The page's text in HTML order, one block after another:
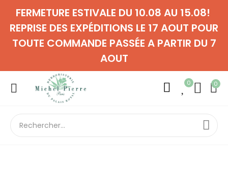
FERMETURE ESTIVALE DU 10.08 AU 15.08!
REPRISE DES EXPÉDITIONS LE 17 AOUT POUR
TOUTE COMMANDE PASSÉE A PARTIR DU 7
AOUT
0 0